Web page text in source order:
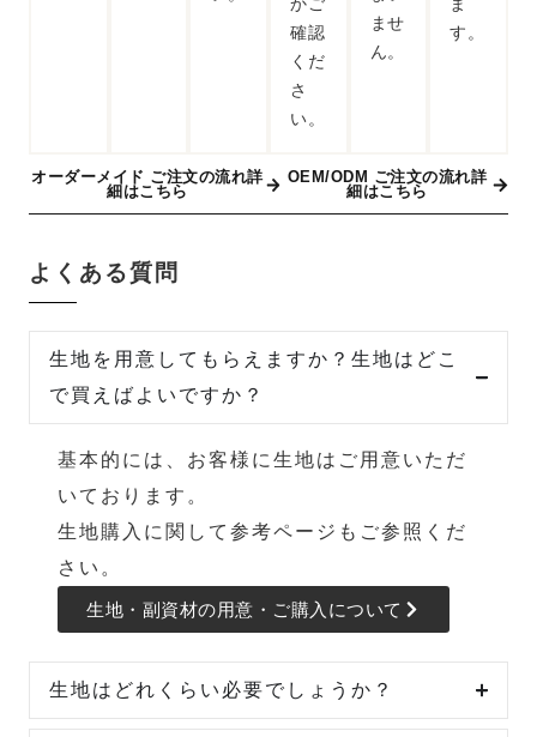
確認
くだ
さ
い。
ませ
ん。
す。
オーダーメイド ご注文の流れ詳
細はこちら
OEM/ODM ご注文の流れ詳
細はこちら
よくある質問
生地を用意してもらえますか？生地はどこ
で買えばよいですか？
基本的には、お客様に生地はご用意いただ
いております。
生地購入に関して参考ページ もご参照くだ
さい。
生地・副資材の用意・ご購入について
生地はどれくらい必要でしょうか？